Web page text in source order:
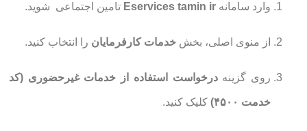
وارد سامانه Eservices tamin ir تامین اجتماعی شوید.
از منوی اصلی، بخش خدمات کارفرمایان را انتخاب کنید.
روی گزینهدرخواست استفاده از خدمات غیرحضوری (کد
خدمت ۴۵۰۰) کلیک کنید.